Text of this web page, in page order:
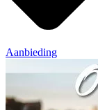
Aanbieding